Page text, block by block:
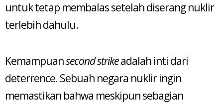
untuk tetap membalas setelah diserang nuklir
terlebih dahulu.
Kemampuansecond strikeadalah inti dari
deterrence. Sebuah negara nuklir ingin
memastikan bahwa meskipun sebagian